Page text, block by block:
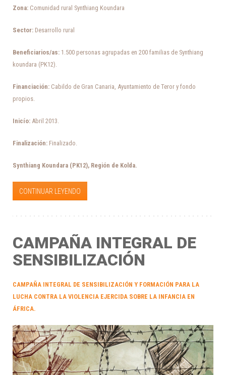
Zona: Comunidad rural Synthiang Koundara
Sector: Desarrollo rural
Beneficiarios/as: 1.500 personas agrupadas en 200 familias de Synthiang
koundara (PK12).
Financiación: Cabildo de Gran Canaria, Ayuntamiento de Teror y fondo
propios.
Inicío: Abril 2013.
Finalización: Finalizado.
Synthiang Koundara (PK12), Región de Kolda.
CONTINUAR LEYENDO
CAMPAÑA INTEGRAL DE
SENSIBILIZACIÓN
CAMPAÑA INTEGRAL DE SENSIBILIZACIÓN Y FORMACIÓN PARA LA
LUCHA CONTRA LA VIOLENCIA EJERCIDA SOBRE LA INFANCIA EN
ÁFRICA.